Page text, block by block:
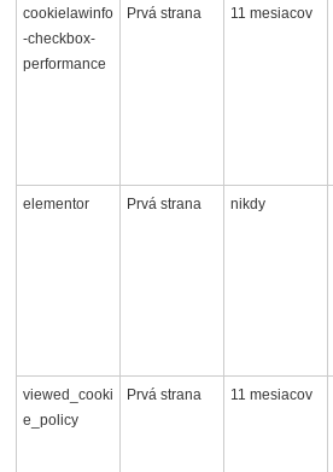
cookielawinfo
-checkbox-
performance
Prvá strana 11 mesiacov
elementor Prvá strana nikdy
viewed_cooki
e_policy
Prvá strana 11 mesiacov